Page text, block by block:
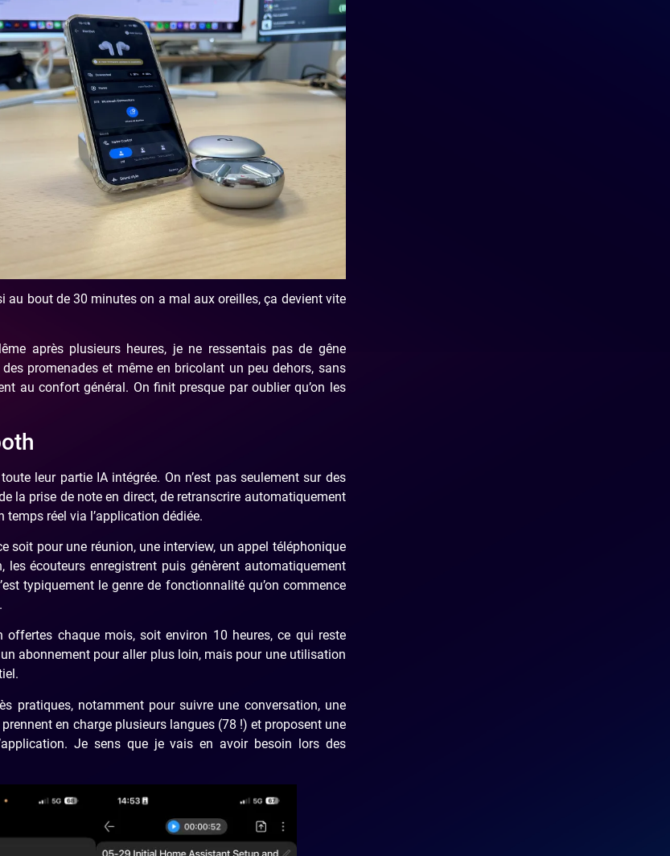
au bout de 30 minutes on a mal aux oreilles, ça devient vite
après plusieurs heures, je ne ressentais pas de gêne
promenades et même en bricolant un peu dehors, sans
au confort général. On finit presque par oublier qu’on les
leur partie IA intégrée. On n’est pas seulement sur des
la prise de note en direct, de retranscrire automatiquement
temps réel via l’application dédiée.
soit pour une réunion, une interview, un appel téléphonique
écouteurs enregistrent puis génèrent automatiquement
typiquement le genre de fonctionnalité qu’on commence
chaque mois, soit environ 10 heures, ce qui reste
abonnement pour aller plus loin, mais pour une utilisation
pratiques, notamment pour suivre une conversation, une
en charge plusieurs langues (78 !) et proposent une
Je sens que je vais en avoir besoin lors des